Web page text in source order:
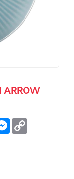
ARROW
Messenger